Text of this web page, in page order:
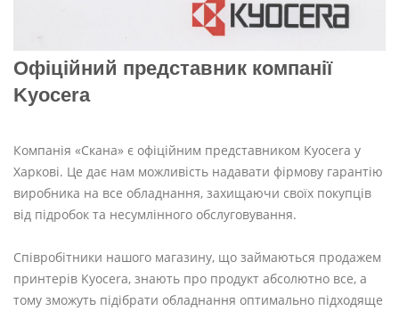
Офіційний представник компанії
Kyocera
Компанія «Скана» є офіційним представником Kyocera у
Харкові. Це дає нам можливість надавати фірмову гарантію
виробника на все обладнання, захищаючи своїх покупців
від підробок та несумлінного обслуговування.
Співробітники нашого магазину, що займаються продажем
принтерів Kyocera, знають про продукт абсолютно все, а
тому зможуть підібрати обладнання оптимально підходяще